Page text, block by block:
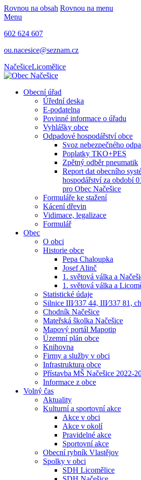
Rovnou na obsah Rovnou na menu
Menu
602 624 607
ou.nacesice@seznam.cz
NačešiceLicomělice
Obecní úřad
Úřední deska
E-podatelna
Povinné informace o úřadu
Vyhlášky obce
Odpadové hospodářství obce
Svoz nebezpečného
Poplatky TKO+PES
Zpětný odběr pneumatik
Report dat obecního
hospodářství za období
pro Obec Načešice
Formuláře ke stažení
Kácení dřevin
Vidimace, legalizace
Formulář
Obec
O obci
Historie obce
Pepa Chaloupka
Josef Alinč
1. světová válka a
1. světová válka a
Statistické údaje
Silnice III⁄337 44, III⁄337 81,
Chodník Načešice
Mateřská školka Načešice
Mapový portál Mapotip
Územní plán obce
Knihovna
Firmy a služby v obci
Infrastruktura obce
Přístavba MŠ Načešice 2022-
Informace z obce
Volný čas
Aktuality
Kulturní a sportovní akce
Akce v obci
Akce v okolí
Pravidelné akce
Sportovní akce
Obecní rybník Vlastějov
Spolky v obci
SDH Licomělice